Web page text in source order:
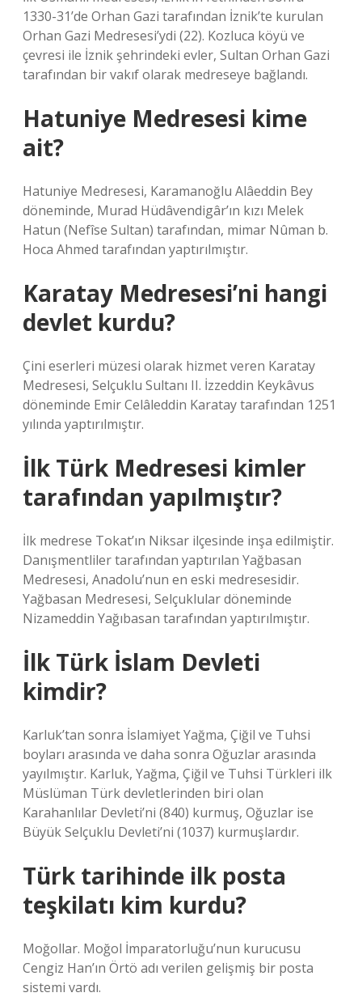
1330-31’de Orhan Gazi tarafından İznik’te kurulan
Orhan Gazi Medresesi’ydi (22). Kozluca köyü ve
çevresi ile İznik şehrindeki evler, Sultan Orhan Gazi
tarafından bir vakıf olarak medreseye bağlandı.
Hatuniye Medresesi kime
ait?
Hatuniye Medresesi, Karamanoğlu Alâeddin Bey
döneminde, Murad Hüdâvendigâr’ın kızı Melek
Hatun (Nefîse Sultan) tarafından, mimar Nûman b.
Hoca Ahmed tarafından yaptırılmıştır.
Karatay Medresesi’ni hangi
devlet kurdu?
Çini eserleri müzesi olarak hizmet veren Karatay
Medresesi, Selçuklu Sultanı II. İzzeddin Keykâvus
döneminde Emir Celâleddin Karatay tarafından 1251
yılında yaptırılmıştır.
İlk Türk Medresesi kimler
tarafından yapılmıştır?
İlk medrese Tokat’ın Niksar ilçesinde inşa edilmiştir.
Danışmentliler tarafından yaptırılan Yağbasan
Medresesi, Anadolu’nun en eski medresesidir.
Yağbasan Medresesi, Selçuklular döneminde
Nizameddin Yağıbasan tarafından yaptırılmıştır.
İlk Türk İslam Devleti
kimdir?
Karluk’tan sonra İslamiyet Yağma, Çiğil ve Tuhsi
boyları arasında ve daha sonra Oğuzlar arasında
yayılmıştır. Karluk, Yağma, Çiğil ve Tuhsi Türkleri ilk
Müslüman Türk devletlerinden biri olan
Karahanlılar Devleti’ni (840) kurmuş, Oğuzlar ise
Büyük Selçuklu Devleti’ni (1037) kurmuşlardır.
Türk tarihinde ilk posta
teşkilatı kim kurdu?
Moğollar. Moğol İmparatorluğu’nun kurucusu
Cengiz Han’ın Örtö adı verilen gelişmiş bir posta
sistemi vardı.